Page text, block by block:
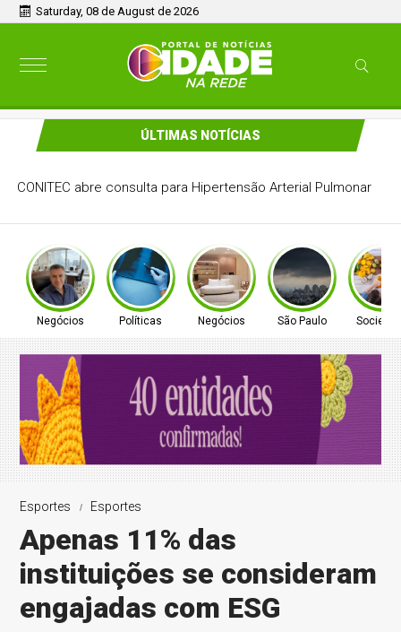
Saturday, 08 de August de 2026
ÚLTIMAS NOTÍCIAS
CONITEC abre consulta para Hipertensão Arterial Pulmonar
Negócios Políticas Negócios São Paulo
Esportes Esportes
Apenas 11% das
instituições se consideram
engajadas com ESG